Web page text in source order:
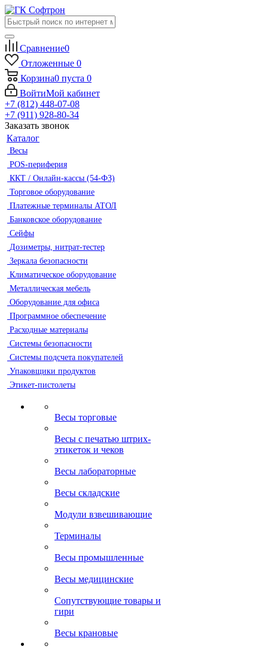
Сравнение0
Отложенные 0
Корзина0 пуста 0
ВойтиМой кабинет
+7 (812) 448-07-08
+7 (911) 928-80-34
Заказать звонок
Каталог
Весы
POS-периферия
ККТ / Онлайн-кассы (54-ФЗ)
Торговое оборудование
Платежные терминалы АТОЛ
Банковское оборудование
Сейфы
Дозиметры, нитрат-тестер
Зеркала безопасности
Климатическое оборудование
Металлическая мебель
Оборудование для офиса
Программное обеспечение
Расходные материалы
Системы безопасности
Системы подсчета покупателей
Упаковщики продуктов
Этикет-пистолеты
Весы торговые
Весы с печатью штрих-
этикеток и чеков
Весы лабораторные
Весы складские
Модули взвешивающие
Терминалы
Весы промышленные
Весы медицинские
Сопутствующие товары и
гири
Весы крановые